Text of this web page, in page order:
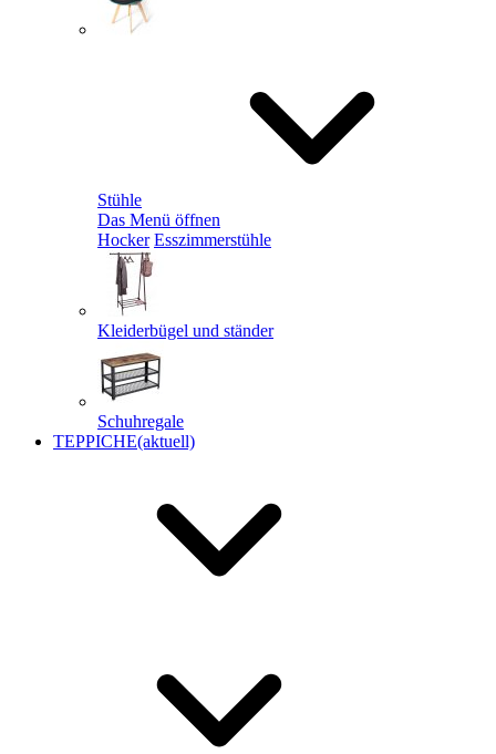
Stühle
Das Menü öffnen
Hocker Esszimmerstühle
Kleiderbügel und ständer
Schuhregale
TEPPICHE(aktuell)